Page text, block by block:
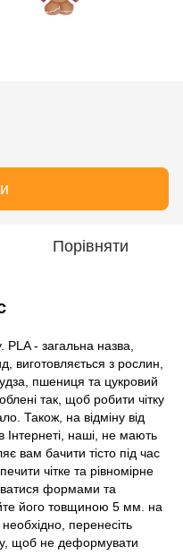
Порівняти
PLA - загальна назва,
виготовляється з рослин,
пшениця та цукровий
так, щоб робити чітку
Також, на відміну від
Інтернеті, наші, не мають
вам бачити тісто під час
чітке та рівномірне
формами та
його товщиною 5 мм. на
перенесіть
щоб не деформувати